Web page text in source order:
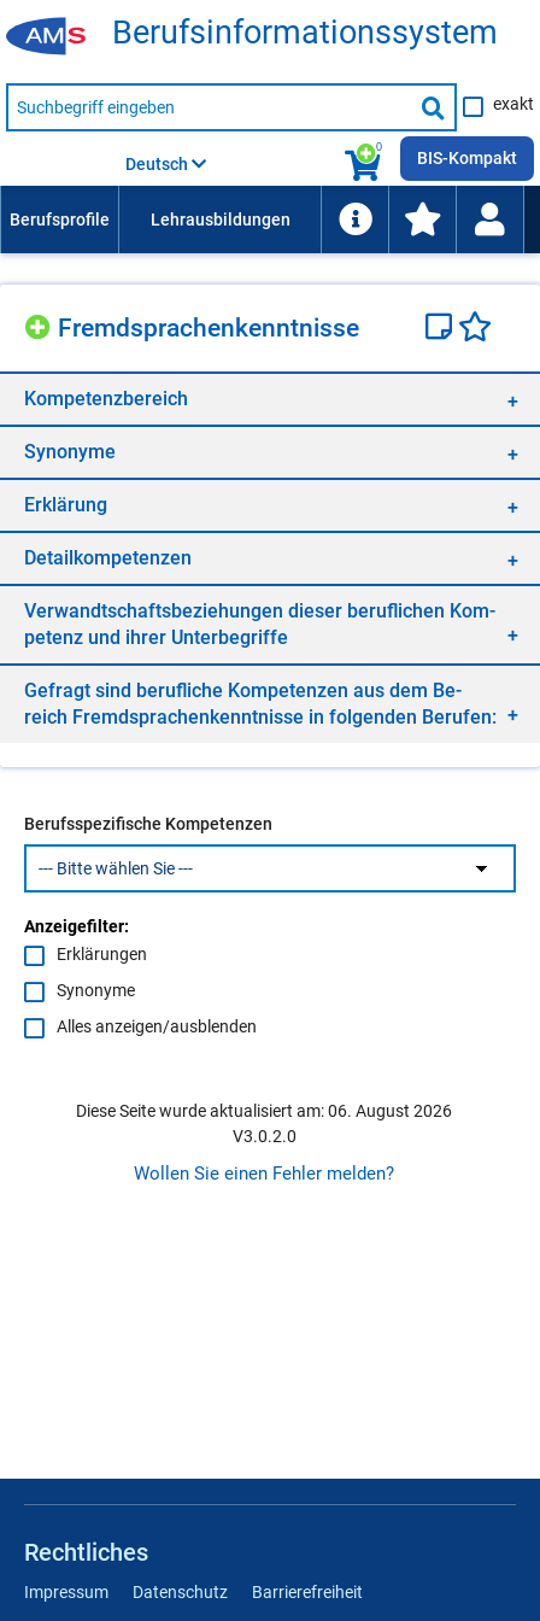
Be­rufs­in­for­ma­ti­ons­sys­tem
Suche
nach
Suche
starten
exakt
0
Deutsch BIS-Kompakt
Fremd­spra­chen­kennt­nis­se
Kom­pe­tenz­be­reich
Syn­ony­me
Er­klä­rung
De­tail­kom­pe­ten­zen
Ver­wandt­schafts­be­zie­hun­gen die­ser be­ruf­li­chen Kom­
pe­tenz und ih­rer Un­ter­be­grif­fe
Ge­fragt sind be­ruf­li­che Kom­pe­ten­zen aus dem Be­
reich Fremd­spra­chen­kennt­nis­se in fol­gen­den Be­ru­fen:
Berufsspezifische Kompetenzen
Anzeigefilter:
Erklärungen
Synonyme
Alles anzeigen/ausblenden
Diese Seite wurde aktualisiert am: 06. August 2026
V3.0.2.0
Wollen Sie einen Fehler melden?
Rechtliches
Impressum Datenschutz Barrierefreiheit